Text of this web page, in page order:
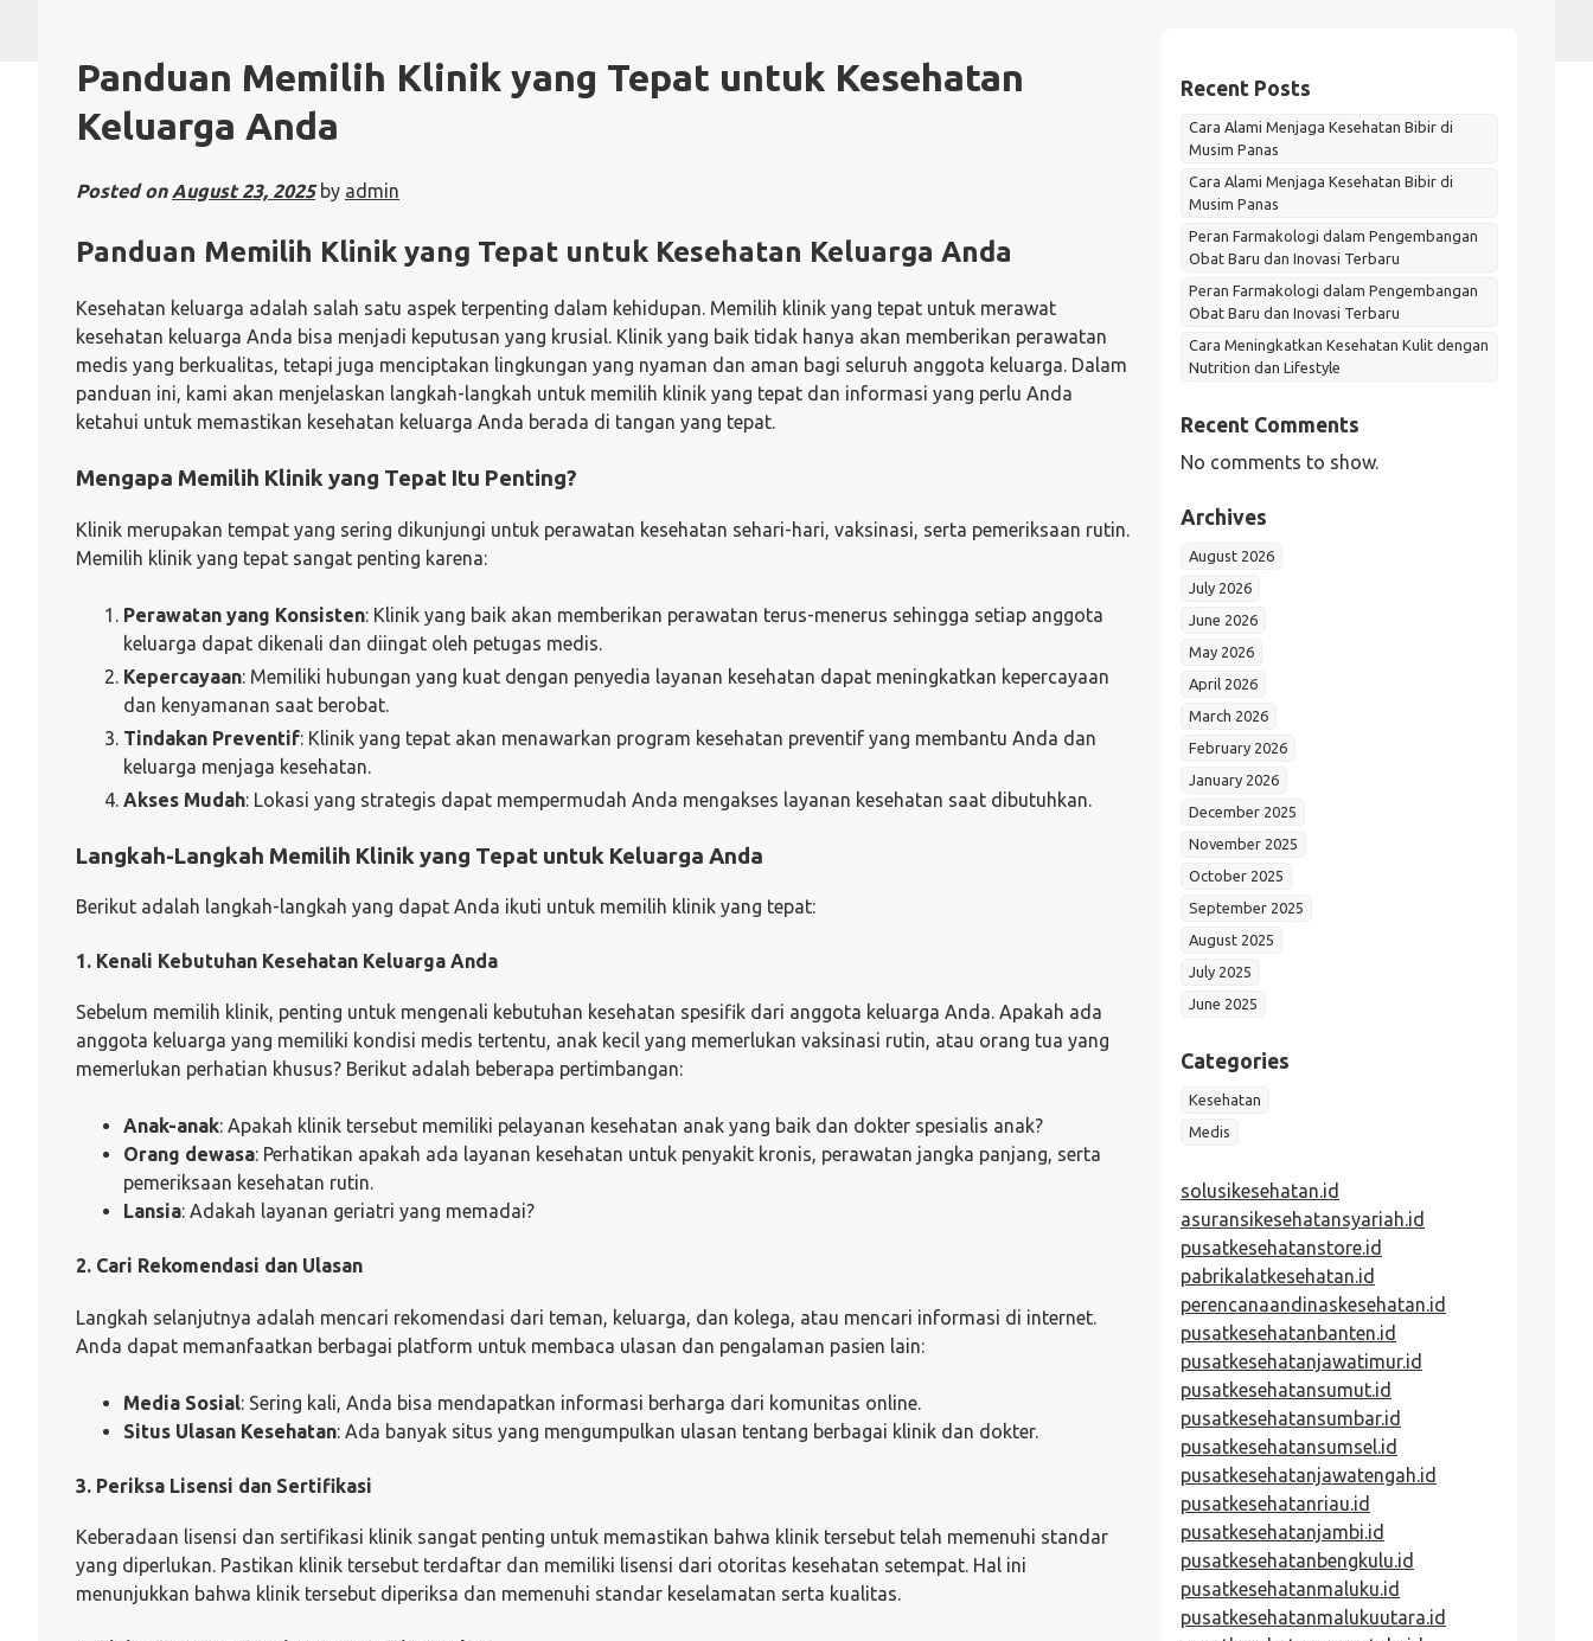
Panduan Memilih Klinik yang Tepat untuk Kesehatan
Keluarga Anda
Posted on August 23, 2025by admin
Panduan Memilih Klinik yang Tepat untuk Kesehatan Keluarga Anda
Kesehatan keluarga adalah salah satu aspek terpenting dalam kehidupan. Memilih klinik yang tepat untuk merawat
kesehatan keluarga Anda bisa menjadi keputusan yang krusial. Klinik yang baik tidak hanya akan memberikan perawatan
medis yang berkualitas, tetapi juga menciptakan lingkungan yang nyaman dan aman bagi seluruh anggota keluarga. Dalam
panduan ini, kami akan menjelaskan langkah-langkah untuk memilih klinik yang tepat dan informasi yang perlu Anda
ketahui untuk memastikan kesehatan keluarga Anda berada di tangan yang tepat.
Mengapa Memilih Klinik yang Tepat Itu Penting?
Klinik merupakan tempat yang sering dikunjungi untuk perawatan kesehatan sehari-hari, vaksinasi, serta pemeriksaan rutin.
Memilih klinik yang tepat sangat penting karena:
Perawatan yang Konsisten: Klinik yang baik akan memberikan perawatan terus-menerus sehingga setiap anggota
keluarga dapat dikenali dan diingat oleh petugas medis.
Kepercayaan: Memiliki hubungan yang kuat dengan penyedia layanan kesehatan dapat meningkatkan kepercayaan
dan kenyamanan saat berobat.
Tindakan Preventif: Klinik yang tepat akan menawarkan program kesehatan preventif yang membantu Anda dan
keluarga menjaga kesehatan.
Akses Mudah: Lokasi yang strategis dapat mempermudah Anda mengakses layanan kesehatan saat dibutuhkan.
Langkah-Langkah Memilih Klinik yang Tepat untuk Keluarga Anda
Berikut adalah langkah-langkah yang dapat Anda ikuti untuk memilih klinik yang tepat:
1. Kenali Kebutuhan Kesehatan Keluarga Anda
Sebelum memilih klinik, penting untuk mengenali kebutuhan kesehatan spesifik dari anggota keluarga Anda. Apakah ada
anggota keluarga yang memiliki kondisi medis tertentu, anak kecil yang memerlukan vaksinasi rutin, atau orang tua yang
memerlukan perhatian khusus? Berikut adalah beberapa pertimbangan:
Anak-anak: Apakah klinik tersebut memiliki pelayanan kesehatan anak yang baik dan dokter spesialis anak?
Orang dewasa: Perhatikan apakah ada layanan kesehatan untuk penyakit kronis, perawatan jangka panjang, serta
pemeriksaan kesehatan rutin.
Lansia: Adakah layanan geriatri yang memadai?
2. Cari Rekomendasi dan Ulasan
Langkah selanjutnya adalah mencari rekomendasi dari teman, keluarga, dan kolega, atau mencari informasi di internet.
Anda dapat memanfaatkan berbagai platform untuk membaca ulasan dan pengalaman pasien lain:
Media Sosial: Sering kali, Anda bisa mendapatkan informasi berharga dari komunitas online.
Situs Ulasan Kesehatan: Ada banyak situs yang mengumpulkan ulasan tentang berbagai klinik dan dokter.
3. Periksa Lisensi dan Sertifikasi
Keberadaan lisensi dan sertifikasi klinik sangat penting untuk memastikan bahwa klinik tersebut telah memenuhi standar
yang diperlukan. Pastikan klinik tersebut terdaftar dan memiliki lisensi dari otoritas kesehatan setempat. Hal ini
menunjukkan bahwa klinik tersebut diperiksa dan memenuhi standar keselamatan serta kualitas.
Recent Posts
Cara Alami Menjaga Kesehatan Bibir di
Musim Panas
Cara Alami Menjaga Kesehatan Bibir di
Musim Panas
Peran Farmakologi dalam Pengembangan
Obat Baru dan Inovasi Terbaru
Peran Farmakologi dalam Pengembangan
Obat Baru dan Inovasi Terbaru
Cara Meningkatkan Kesehatan Kulit dengan
Nutrition dan Lifestyle
Recent Comments
No comments to show.
Archives
August 2026
July 2026
June 2026
May 2026
April 2026
March 2026
February 2026
January 2026
December 2025
November 2025
October 2025
September 2025
August 2025
July 2025
June 2025
Categories
Kesehatan
Medis
solusikesehatan.id
asuransikesehatansyariah.id
pusatkesehatanstore.id
pabrikalatkesehatan.id
perencanaandinaskesehatan.id
pusatkesehatanbanten.id
pusatkesehatanjawatimur.id
pusatkesehatansumut.id
pusatkesehatansumbar.id
pusatkesehatansumsel.id
pusatkesehatanjawatengah.id
pusatkesehatanriau.id
pusatkesehatanjambi.id
pusatkesehatanbengkulu.id
pusatkesehatanmaluku.id
pusatkesehatanmalukuutara.id